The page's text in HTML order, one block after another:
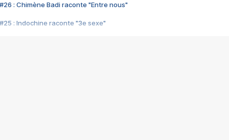
#26 : Chimène Badi raconte "Entre nous"
#25 : Indochine raconte "3e sexe"